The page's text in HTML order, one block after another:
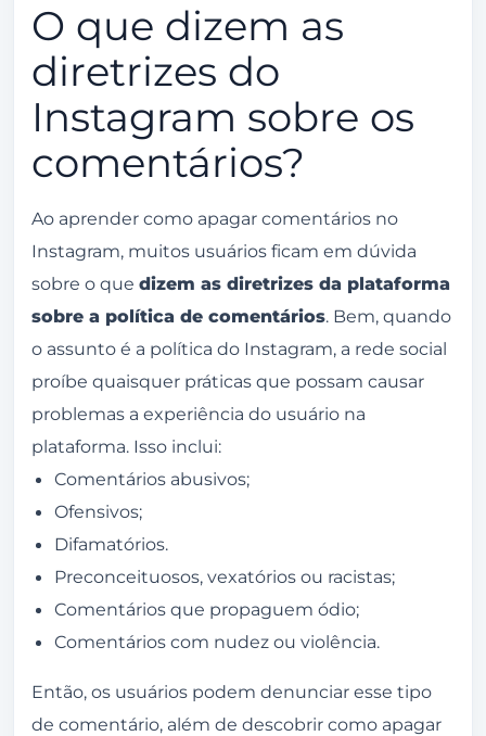
O que dizem as
diretrizes do
Instagram sobre os
comentários?
Ao aprender como apagar comentários no
Instagram, muitos usuários ficam em dúvida
sobre o que dizem as diretrizes da plataforma
sobre a política de comentários. Bem, quando
o assunto é a política do Instagram, a rede social
proíbe quaisquer práticas que possam causar
problemas a experiência do usuário na
plataforma. Isso inclui:
Comentários abusivos;
Ofensivos;
Difamatórios.
Preconceituosos, vexatórios ou racistas;
Comentários que propaguem ódio;
Comentários com nudez ou violência.
Então, os usuários podem denunciar esse tipo
de comentário, além de descobrir como apagar